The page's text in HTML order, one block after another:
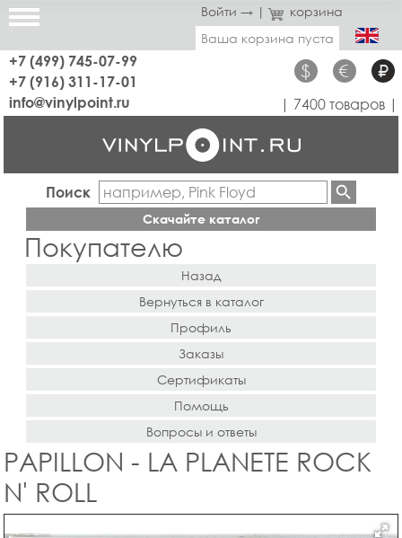
Войти → |
корзина
Ваша корзина пуста
+7 (499) 745-07-99
+7 (916) 311-17-01
$ € ₽
info@vinylpoint.ru | 7400 товаров |
Поиск
Скачайте каталог
Покупателю
Назад
Вернуться в каталог
Профиль
Заказы
Сертификаты
Помощь
Вопросы и ответы
PAPILLON - LA PLANETE ROCK
N' ROLL